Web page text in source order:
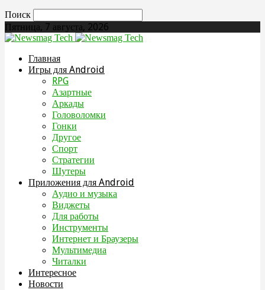
Поиск
Пятница, 7 августа, 2026
Главная
Игры для Android
RPG
Азартные
Аркады
Головоломки
Гонки
Другое
Спорт
Стратегии
Шутеры
Приложения для Android
Аудио и музыка
Виджеты
Для работы
Инструменты
Интернет и Браузеры
Мультимедиа
Читалки
Интересное
Новости